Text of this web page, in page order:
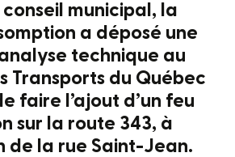
municipal, la
a déposé une
technique au
Transports du Québec
faire l’ajout d’un feu
sur la route 343, à
de la rue Saint-Jean.